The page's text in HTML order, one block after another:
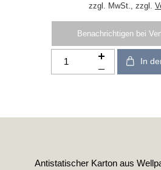
zzgl. MwSt., zzgl.
Benachrichtigen bei
In
Antistatischer Karton aus